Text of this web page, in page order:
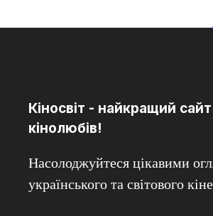
Кіносвіт - найкращий
кінолюбів!
Насолоджуйтеся цікавими
українського та світового